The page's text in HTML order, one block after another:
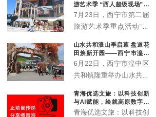
游艺术季 “西人超级现场”启
幕
7月23日，西宁市第二届
旅游艺术季重点活动“西
象城启动。活动以“众智
成潮”为主题，联动“雪脉
计划”，汇聚川、藏、
机构，搭建西部青年文化
交流平台。
山水共和浪山季启幕 盘道花
田焕新开园——西宁市湟中
区共和镇农文旅深度融合再
6月22日，西宁市湟中区
共和镇隆重举办山水共和
田开业典礼。全新升级的
盘道花田景区正式对外开
青海优选文旅：以科技创新
与AI赋能，绘就高原数字文
旅新画卷
青海优选文旅：以科技创